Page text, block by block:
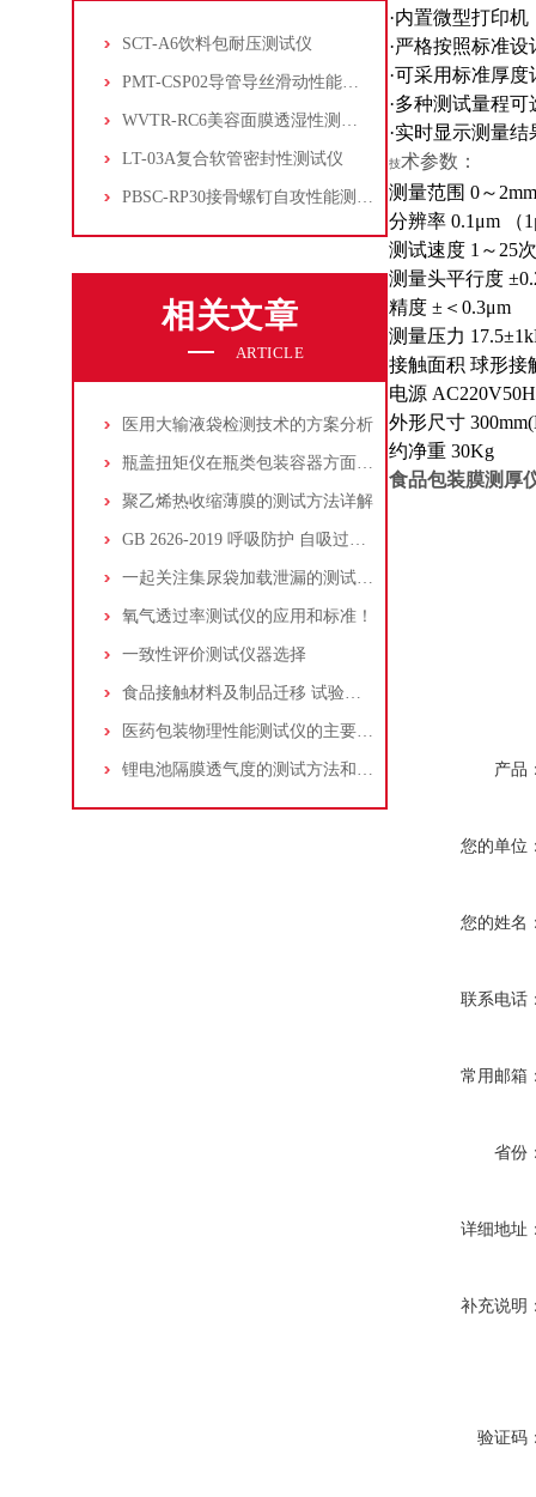
SCT-A6饮料包耐压测试仪
PMT-CSP02导管导丝滑动性能测试仪
WVTR-RC6美容面膜透湿性测试仪
LT-03A复合软管密封性测试仪
PBSC-RP30接骨螺钉自攻性能测试‌仪
相关文章
ARTICLE
医用大输液袋检测技术的方案分析
瓶盖扭矩仪在瓶类包装容器方面的检测概括
聚乙烯热收缩薄膜的测试方法详解
GB 2626-2019 呼吸防护 自吸过滤式防颗粒物呼吸器
一起关注集尿袋加载泄漏的测试方法
氧气透过率测试仪的应用和标准！
一致性评价测试仪器选择
食品接触材料及制品迁移 试验预处理方法通则
医药包装物理性能测试仪的主要功能体现在哪些方面？
锂电池隔膜透气度的测试方法和仪器选择
·内置微型打印
·严格按照标准
·可采用标准厚
·多种测试量程可
·实时显示测量
技术参数：
测量范围 0～
分辨率 0.1μm （
测试速度 1～25
测量头平行度
精度 ±＜0.3μm
测量压力
接触面积 球形
电源
外形尺寸
约净重 30Kg
食品包装膜测厚
产品
您的单位
您的姓名
联系电话
常用邮箱
省份
详细地址
补充说明
验证码